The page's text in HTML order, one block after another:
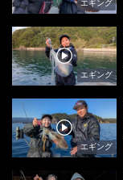
エギング
エギング
エギング